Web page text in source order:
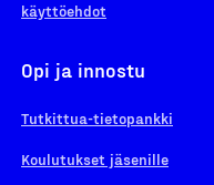
käyttöehdot
Opi ja innostu
Tutkittua-tietopankki
Koulutukset jäsenille